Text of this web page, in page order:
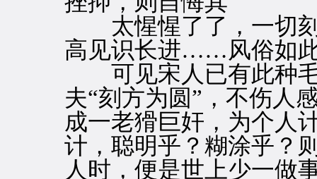
太惺惺了了，一切刻
高见识长进……风俗如
可见宋人已有此种毛
夫“刻方为圆”，不伤人
成一老猾巨奸，为个人
计，聪明乎？糊涂乎？
人时，便是世上少一做